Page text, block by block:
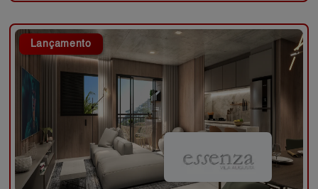
Lançamento